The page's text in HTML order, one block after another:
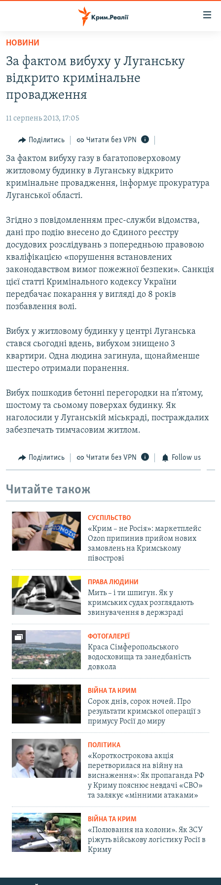
Перейти
основного
матеріалу
Перейти
до
основної
навігації
Перейти
пошуку
НОВИНИ
ВОДА.КРИМ
ВІДЕО ТА ФОТО
БЛОГИ
ПОГЛЯД
ІНТЕРВ'Ю
ВСЕ ЗА ДЕНЬ
СПЕЦПРОЕКТИ
ВІДЕОУРОКИ «ELIFBE»
СВІДЧЕННЯ ОКУПАЦІЇ
УКРАЇНСЬКА ПРОБЛЕМА КРИМУ
ІНФОГРАФІКА
Русский
Qırımtatar
ДОЛУЧАЙСЯ!
Усі сайти RFE/RL
НОВИНИ
За фактом вибуху у Луганську
відкрито кримінальне
провадження
11 серпень 2013, 17:05
Поділитись Читати без VPN
За фактом вибуху газу в багатоповерховому
житловому будинку в Луганську відкрито
кримінальне провадження, інформує прокуратура
Луганської області.
Згідно з повідомленням прес-служби відомства,
дані про подію внесено до Єдиного реєстру
досудових розслідувань з попередньою правовою
кваліфікацією «порушення встановлених
законодавством вимог пожежної безпеки». Санкція
цієї статті Кримінального кодексу України
передбачає покарання у вигляді до 8 років
позбавлення волі.
Вибух у житловому будинку у центрі Луганська
стався сьогодні вдень, вибухом знищено 3
квартири. Одна людина загинула, щонайменше
шестеро отримали поранення.
Вибух пошкодив бетонні перегородки на п’ятому,
шостому та сьомому поверхах будинку. Як
наголосили у Луганській міськраді, постраждалих
забезпечать тимчасовим житлом.
Поділитись Читати без VPN Follow us
Читайте також
СУСПІЛЬСТВО
«Крим – не Росія»: маркетплейс
Ozon припинив прийом нових
замовлень на Кримському
півострові
ПРАВА ЛЮДИНИ
Мить – і ти шпигун. Як у
кримських судах розглядають
звинувачення в держзраді
ФОТОГАЛЕРЕЇ
Краса Сімферопольського
водосховища та занедбаність
довкола
ВІЙНА ТА КРИМ
Сорок днів, сорок ночей. Про
результати кримської операції з
примусу Росії до миру
ПОЛІТИКА
«Короткострокова акція
перетворилася на війну на
виснаження»: Як пропаганда РФ
у Криму пояснює невдачі «СВО»
та залякує «мінними атаками»
ВІЙНА ТА КРИМ
«Полювання на колони». Як ЗСУ
ріжуть військову логістику Росії в
Криму